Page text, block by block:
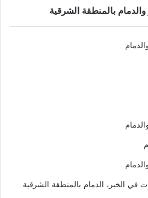
بالمنطقة الشرقية
الخبر، الدمام بالمنطقة الشرقية